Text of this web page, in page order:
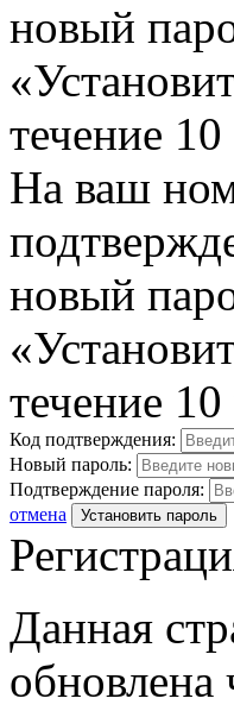
новый
течение
На ваш
новый
течение
Код подтверждения:
Новый пароль:
Подтверждение пароля:
отмена
Установить пароль
Данная
обновлена